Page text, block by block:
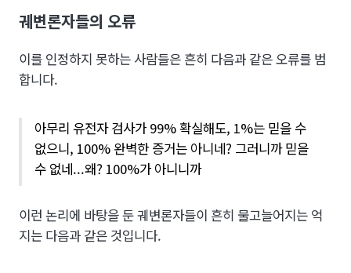
궤변론자들의 오류
이를 인정하지 못하는 사람들은 흔히 다음과 같은 오류를 범
합니다.
아무리 유전자 검사가 99% 확실해도, 1%는 믿을 수
없으니, 100% 완벽한 증거는 아니네? 그러니까 믿을
수 없네...왜? 100%가 아니니까
이런 논리에 바탕을 둔 궤변론자들이 흔히 물고늘어지는 억
지는 다음과 같은 것입니다.